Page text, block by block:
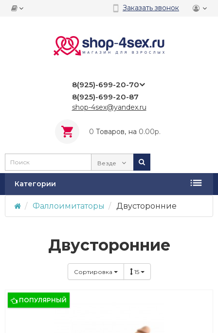
Заказать звонок
8(925)-699-20-70
8(925)-699-20-87
shop-4sex@yandex.ru
0 Tоваров, на 0.00р.
Везде
Категории
Фаллоимитаторы Двусторонние
Двусторонние
Сортировка 15
ПОПУЛЯРНЫЙ